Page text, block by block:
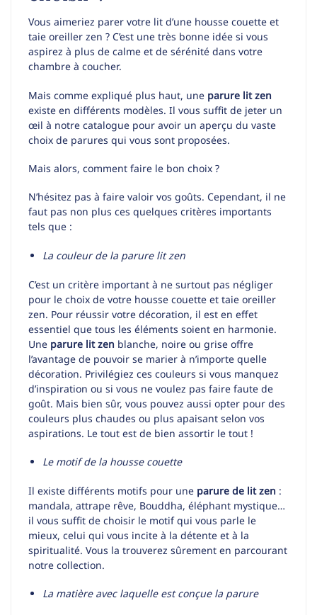
Vous aimeriez parer votre lit d’une housse couette et
taie oreiller zen ? C’est une très bonne idée si vous
aspirez à plus de calme et de sérénité dans votre
chambre à coucher.
Mais comme expliqué plus haut, une parure lit zen
existe en différents modèles. Il vous suffit de jeter un
œil à notre catalogue pour avoir un aperçu du vaste
choix de parures qui vous sont proposées.
Mais alors, comment faire le bon choix ?
N’hésitez pas à faire valoir vos goûts. Cependant, il ne
faut pas non plus ces quelques critères importants
tels que :
La couleur de la parure lit zen
C’est un critère important à ne surtout pas négliger
pour le choix de votre housse couette et taie oreiller
zen. Pour réussir votre décoration, il est en effet
essentiel que tous les éléments soient en harmonie.
Une parure lit zen blanche, noire ou grise offre
l’avantage de pouvoir se marier à n’importe quelle
décoration. Privilégiez ces couleurs si vous manquez
d’inspiration ou si vous ne voulez pas faire faute de
goût. Mais bien sûr, vous pouvez aussi opter pour des
couleurs plus chaudes ou plus apaisant selon vos
aspirations. Le tout est de bien assortir le tout !
Le motif de la housse couette
Il existe différents motifs pour une parure de lit zen :
mandala, attrape rêve, Bouddha, éléphant mystique…
il vous suffit de choisir le motif qui vous parle le
mieux, celui qui vous incite à la détente et à la
spiritualité. Vous la trouverez sûrement en parcourant
notre collection.
La matière avec laquelle est conçue la parure